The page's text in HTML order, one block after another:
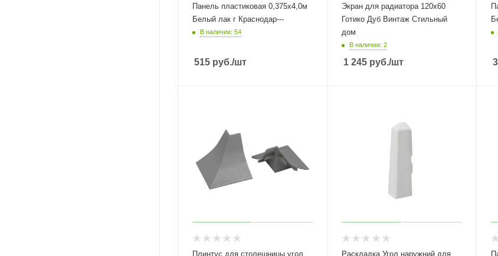
Панель пластиковая 0,375х4,0м
Белый лак г Краснодар---
В наличии: 54
515 руб./шт
Экран для радиатора 120х60
Готико Дуб Винтаж Стильный
дом
В наличии: 2
1 245 руб./шт
Плинтус для столешницы угол
Раскладка Угол наружний для